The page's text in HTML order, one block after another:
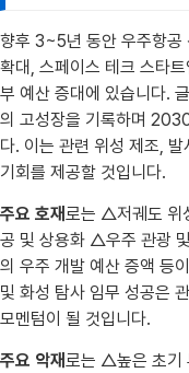
향후 3~5년 동안 우주항공
확대, 스페이스 테크 스타
부 예산 증대에 있습니다.
의 고성장을 기록하며
다. 이는 관련 위성 제조,
기회를 제공할 것입니다.
주요 호재로는 △저궤도 위
공 및 상용화 △우주 관광
의 우주 개발 예산 증액 등
및 화성 탐사 임무 성공은
모멘텀이 될 것입니다.
주요 악재로는 △높은 초기